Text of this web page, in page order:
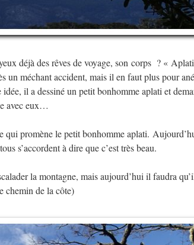
déjà des rêves de voyage, son corps ? «
un méchant accident, mais il en faut plus pour
il a dessiné un petit bonhomme aplati et
avec eux…
qui promène le petit bonhomme aplati.
s’accordent à dire que c’est très beau.
la montagne, mais aujourd’hui il faudra
chemin de la côte)